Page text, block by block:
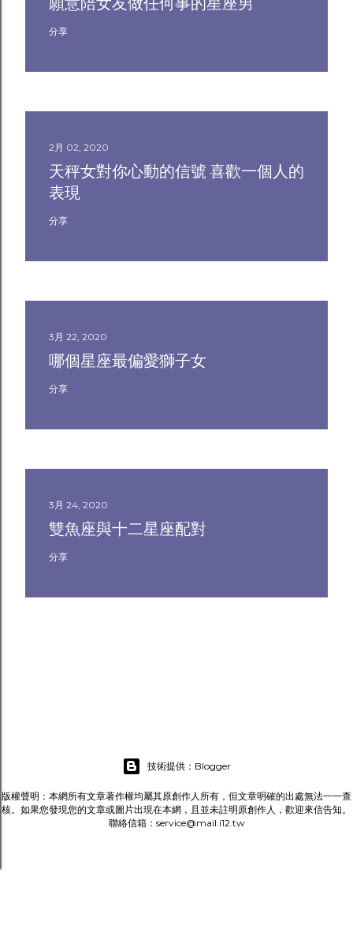
分享
2月 02, 2020
天秤女對你心動的信號 喜歡一個人的
表現
分享
3月 22, 2020
哪個星座最偏愛獅子女
分享
3月 24, 2020
雙魚座與十二星座配對
分享
技術提供：Blogger
版權聲明：本網所有文章著作權均屬其原創作人所有，但文章明確的出處無法一一查
核。如果您發現您的文章或圖片出現在本網，且並未註明原創作人，歡迎來信告知。
聯絡信箱：service@mail.i12.tw